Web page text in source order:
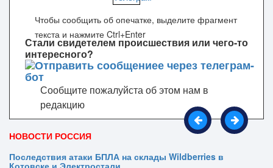
Стали свидетелем происшествия или чего-то
интересного?
Сообщите пожалуйста об этом нам в
редакцию
Чтобы сообщить об опечатке, выделите фрагмент
текста и нажмите Ctrl+Enter
НОВОСТИ РОССИЯ
Последствия атаки БПЛА на склады Wildberries в
Котовске и Электростали